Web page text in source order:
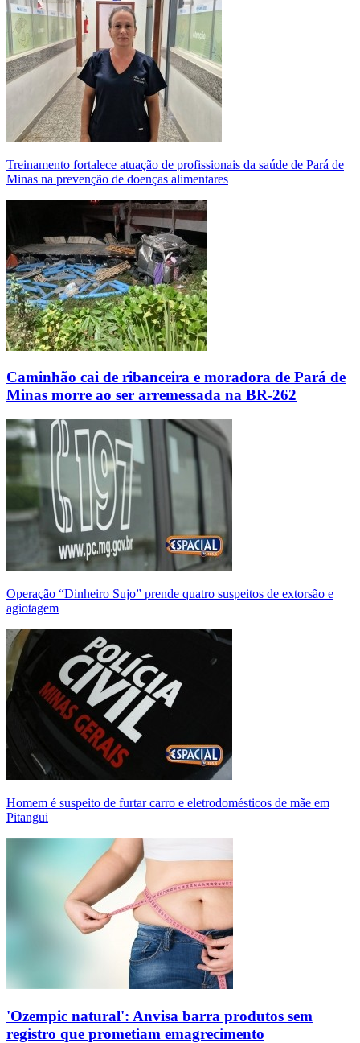
Treinamento fortalece atuação de profissionais da saúde de Pará de
Minas na prevenção de doenças alimentares
Caminhão cai de ribanceira e moradora de Pará de
Minas morre ao ser arremessada na BR-262
Operação “Dinheiro Sujo” prende quatro suspeitos de extorsão e
agiotagem
Homem é suspeito de furtar carro e eletrodomésticos de mãe em
Pitangui
'Ozempic natural': Anvisa barra produtos sem
registro que prometiam emagrecimento